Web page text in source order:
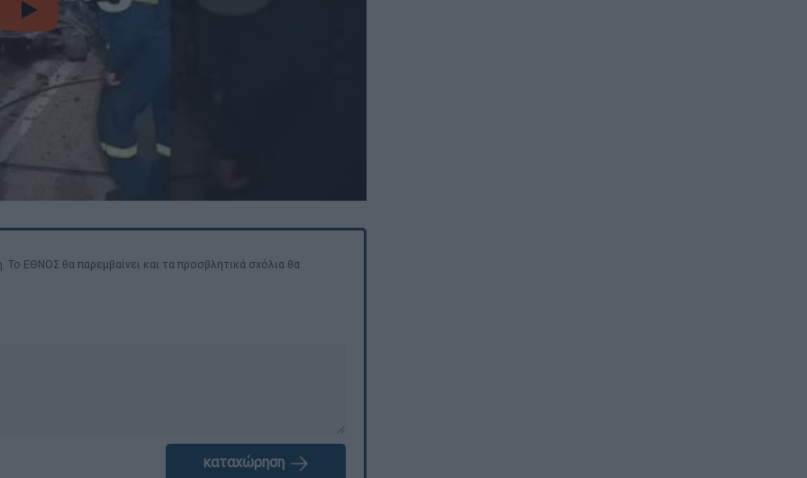
video
ΕΘΝΟΣ θα παρεμβαίνει και τα προσβλητικά σχόλια θα
καταχώρηση